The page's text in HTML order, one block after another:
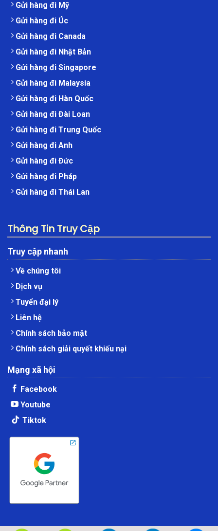
Gửi hàng đi Mỹ
Gửi hàng đi Úc
Gửi hàng đi Canada
Gửi hàng đi Nhật Bản
Gửi hàng đi Singapore
Gửi hàng đi Malaysia
Gửi hàng đi Hàn Quốc
Gửi hàng đi Đài Loan
Gửi hàng đi Trung Quốc
Gửi hàng đi Anh
Gửi hàng đi Đức
Gửi hàng đi Pháp
Gửi hàng đi Thái Lan
Thông Tin Truy Cập
Truy cập nhanh
Về chúng tôi
Dịch vụ
Tuyển đại lý
Liên hệ
Chính sách bảo mật
Chính sách giải quyết khiếu nại
Mạng xã hội
Facebook
Youtube
Tiktok